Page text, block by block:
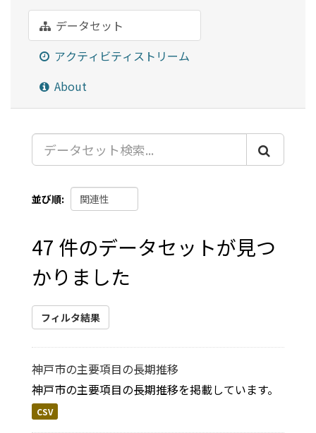
データセット
アクティビティストリーム
About
並び順
47 件のデータセットが見つ
かりました
フィルタ結果
神戸市の主要項目の長期推移
神戸市の主要項目の長期推移を掲載しています。
CSV